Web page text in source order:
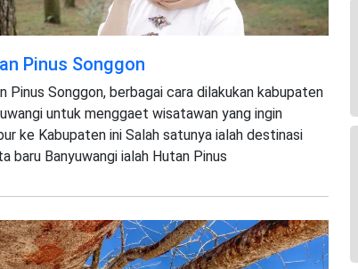
Pinus Songgon
Pinus Songgon, berbagai cara dilakukan kabupaten
untuk menggaet wisatawan yang ingin
ke Kabupaten ini Salah satunya ialah destinasi
baru Banyuwangi ialah Hutan Pinus